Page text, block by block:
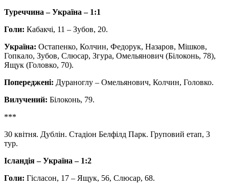
Туреччина – Україна – 1:1
Голи: Кабакчі, 11 – Зубов, 20.
Україна: Остапенко, Колчин, Федорук, Назаров, Мішков,
Гопкало, Зубов, Слюсар, Згура, Омельянович (Білоконь, 78),
Ящук (Головко, 70).
Попереджені: Дураноглу – Омельянович, Колчин, Головко.
Вилучений: Білоконь, 79.
***
30 квітня. Дублін. Стадіон Белфілд Парк. Груповий етап, 3
тур.
Ісландія – Україна – 1:2
Голи: Гісласон, 17 – Ящук, 56, Слюсар, 68.